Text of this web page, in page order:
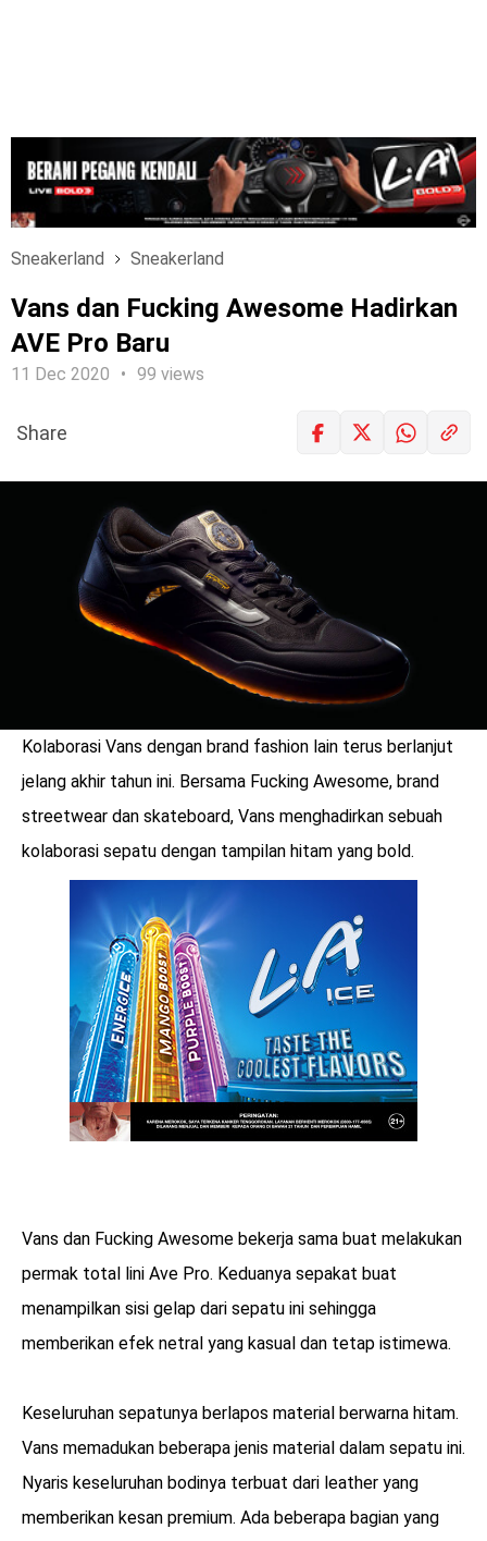
Sneakerland Sneakerland
Vans dan Fucking Awesome Hadirkan
AVE Pro Baru
11 Dec 2020 99 views
benefit
menarik
LOGIN
Share
Kolaborasi Vans dengan brand fashion lain terus berlanjut
jelang akhir tahun ini. Bersama Fucking Awesome, brand
streetwear dan skateboard, Vans menghadirkan sebuah
kolaborasi sepatu dengan tampilan hitam yang bold.
Vans dan Fucking Awesome bekerja sama buat melakukan
permak total lini Ave Pro. Keduanya sepakat buat
menampilkan sisi gelap dari sepatu ini sehingga
memberikan efek netral yang kasual dan tetap istimewa.
Keseluruhan sepatunya berlapos material berwarna hitam.
Vans memadukan beberapa jenis material dalam sepatu ini.
Nyaris keseluruhan bodinya terbuat dari leather yang
memberikan kesan premium. Ada beberapa bagian yang